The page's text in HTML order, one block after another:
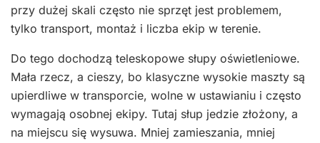
przy dużej skali często nie sprzęt jest problemem,
tylko transport, montaż i liczba ekip w terenie.
Do tego dochodzą teleskopowe słupy oświetleniowe.
Mała rzecz, a cieszy, bo klasyczne wysokie maszty są
upierdliwe w transporcie, wolne w ustawianiu i często
wymagają osobnej ekipy. Tutaj słup jedzie złożony, a
na miejscu się wysuwa. Mniej zamieszania, mniej